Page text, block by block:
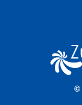
©